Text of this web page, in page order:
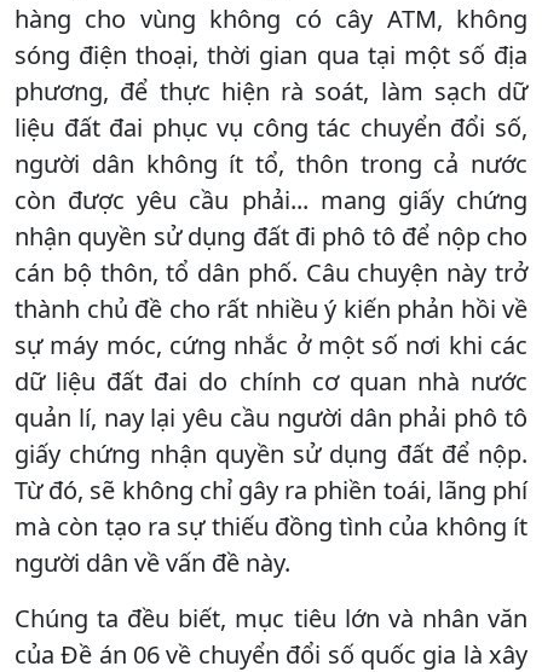
hàng cho vùng không có cây ATM, không
sóng điện thoại, thời gian qua tại một số địa
phương, để thực hiện rà soát, làm sạch dữ
liệu đất đai phục vụ công tác chuyển đổi số,
người dân không ít tổ, thôn trong cả nước
còn được yêu cầu phải... mang giấy chứng
nhận quyền sử dụng đất đi phô tô để nộp cho
cán bộ thôn, tổ dân phố. Câu chuyện này trở
thành chủ đề cho rất nhiều ý kiến phản hồi về
sự máy móc, cứng nhắc ở một số nơi khi các
dữ liệu đất đai do chính cơ quan nhà nước
quản lí, nay lại yêu cầu người dân phải phô tô
giấy chứng nhận quyền sử dụng đất để nộp.
Từ đó, sẽ không chỉ gây ra phiền toái, lãng phí
mà còn tạo ra sự thiếu đồng tình của không ít
người dân về vấn đề này.
Chúng ta đều biết, mục tiêu lớn và nhân văn
của Đề án 06 về chuyển đổi số quốc gia là xây